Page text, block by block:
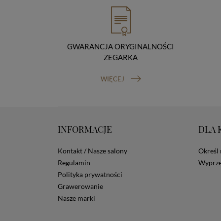
GWARANCJA ORYGINALNOŚCI
ZEGARKA
WIĘCEJ
INFORMACJE
Kontakt / Nasze salony
Regulamin
Polityka prywatności
Grawerowanie
Nasze marki
DLA
Określ